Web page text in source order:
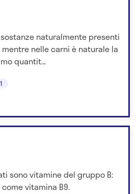
naturalmente presenti
nelle carni è naturale la
quantit...
sono vitamine del gruppo B:
vitamina B9.